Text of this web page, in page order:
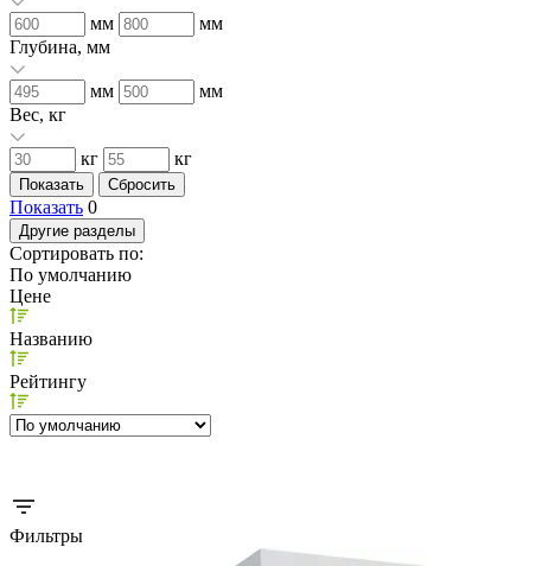
мм
мм
Глубина, мм
мм
мм
Вес, кг
кг кг
Показать 0
Другие разделы
Сортировать по:
По умолчанию
Цене
Названию
Рейтингу
Фильтры